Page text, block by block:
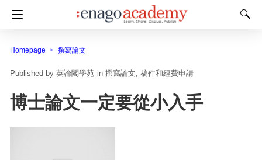
Homepage 撰寫論文
英論閣學苑 in 撰寫論文 稿件和經費申請
博士論文一定要從小入手